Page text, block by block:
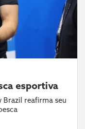
esportiva
Brazil reafirma seu